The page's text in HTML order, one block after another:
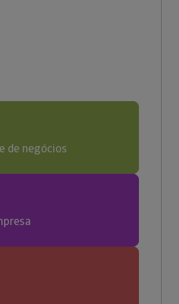
de negócios